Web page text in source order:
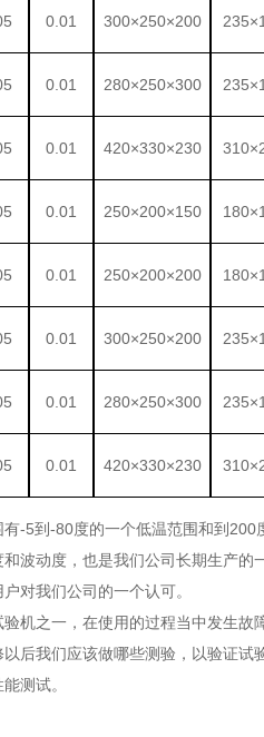
0.01 300×250×200
0.01 280×250×300
0.01 420×330×230
0.01 250×200×150
0.01 250×200×200
0.01 300×250×200
0.01 280×250×300
0.01 420×330×230
-5到-80度的一个低温范围和到
波动度，也是我们公司长期生产
对我们公司的一个认可。
机之一，在使用的过程当中发生
后我们应该做哪些测验，以验证
测试。